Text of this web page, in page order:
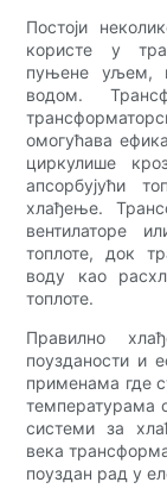
Постоји
користе у
пуњене уљем,
водом.
омогућава
циркулише
апсорбујући
хлађење.
вентилаторе
топлоте, док
воду као
топлоте.
Правилно
поузданости и
применама где
температурама
системи за
века
поуздан рад у